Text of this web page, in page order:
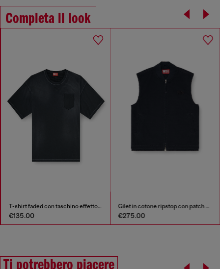
Completa il look
T-shirt faded con taschino effetto ripped
€135.00
Gilet in cotone ripstop con patch Oval D
€275.00
Ti potrebbero piacere